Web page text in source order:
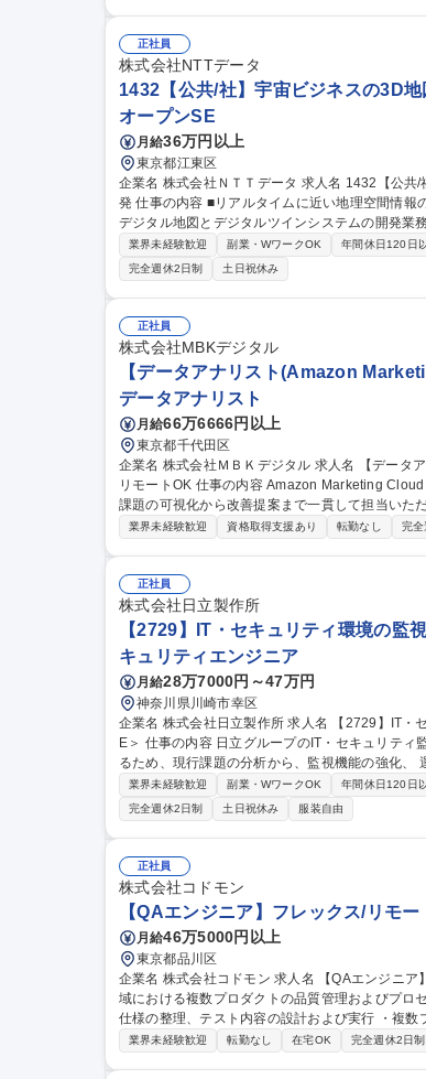
正社員
株式会社NTTデータ
1432【公共/社】宇宙ビジネスの3D
オープンSE
月給36万円以上
東京都江東区
企業名 株式会社ＮＴＴデータ 求人名 1432【公共/社】宇宙ビジネスの3D地図・地球デジタルツインシステムの開
発 仕事の内容 ■リアルタイムに近い地理空間情報の提供が可能な地球デジタルツインの実現に向けた、最先端の
デジタル地図とデジタルツインシステムの開発業
す。 【プロジェクト概要】 ◎3D地理空間情報プロダクト、サービスの開発 ◎地球デジタルツインシステム、サ
ービスの開発 【具体的には】◎プロダクト/シス
システム/ツール等の仕様検討、実現性検証、設
[AW3Dサービスの紹介] https://www.aw3d.jp/ 募集職種 1432【公共/社】宇宙ビジネスの3D地図・地球デジタルツ
インシステムの開発
業界未経験歓迎 副業・WワークOK 年間休日120日
完全週休2日制
土日祝休み
正社員
株式会社MBKデジタル
【データアナリスト(Amazon
データアナリスト
月給66万6666円以上
東京都千代田区
企業名 株式会社ＭＢＫデジタル 求人名 【データアナリスト(Amazon Marketing Cloud)】三井物産グループ/週2
リモートOK 仕事の内容 Amazon Marketing Cloud（AMC）を活用したデータ分析業務を中心に、マーケティング
課題の可視化から改善提案まで一貫して担当いた
けではなく、 クライアントの意思決定を支援するポジションです。 ＜具体的な業務内容＞ ■データ分析：Amazo
ュボード構築：BIツールを活用したダッシュボ
定例参加 募集職種 【データアナリスト
業界未経験歓迎 資格取得支援あり 転勤なし 完全
正社員
株式会社日立製作所
【2729】IT・セキュリティ環境の監
キュリティエンジニア
月給28万7000円～47万円
神奈川県川崎市幸区
企業名 株式会社日立製作所 求人名 【2729】IT・セキュリティ環境の監視プラットフォームの企画・開発 ＜社内S
E＞ 仕事の内容 日立グループのIT・セキュリティ監視基盤の企画・開発を担います。 ITサービスを安定的に届け
るため、現行課題の分析から、監視機能の強化、
す。 ■課題解決：現行プラットフォームの課題抽出と技術的アプローチの検討。 ■開発・自動化：機能エンハンス
や運用自動化の企画・開発の推進。 ■技術折衝：
規模な環境で技術検証と実装を繰り返し、運用か
ポジションです。 募集職種 【2729】
業界未経験歓迎 副業・WワークOK 年間休日120日
完全週休2日制
土日祝休み 服装自由
正社員
株式会社コドモン
【QAエンジニア】フレックス/リモ
月給46万5000円以上
東京都品川区
企業名 株式会社コドモン 求人名 【QAエンジニア】フレックス/リモート可/保育×Tech 仕事の内容 保護者事業領
域における複数プロダクトの品質管理およびプロセス改善全般をお任
仕様の整理、テスト内容の設計および実行 ・複
質保証 ・「どうすればより安全・スピーディー
業界未経験歓迎 転勤なし 在宅OK 完全週休2日制